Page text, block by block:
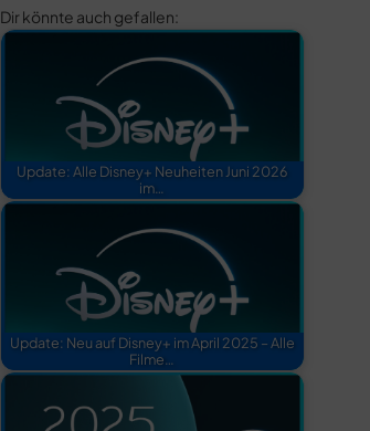
Dir könnte auch gefallen:
Update: Alle Disney+ Neuheiten Juni 2026
im…
Update: Neu auf Disney+ im April 2025 – Alle
Filme…